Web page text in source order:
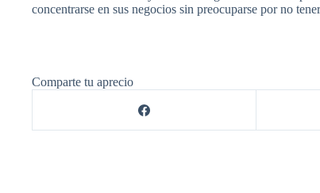
concentrarse en sus negocios sin preocuparse por no
Comparte tu aprecio